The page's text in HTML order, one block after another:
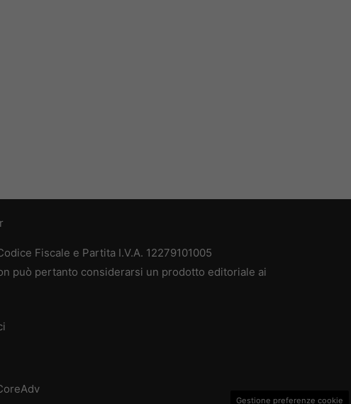
Fiscale e Partita I.V.A. 12279101005
può pertanto considerarsi un prodotto editoriale ai
Gestione preferenze cookie